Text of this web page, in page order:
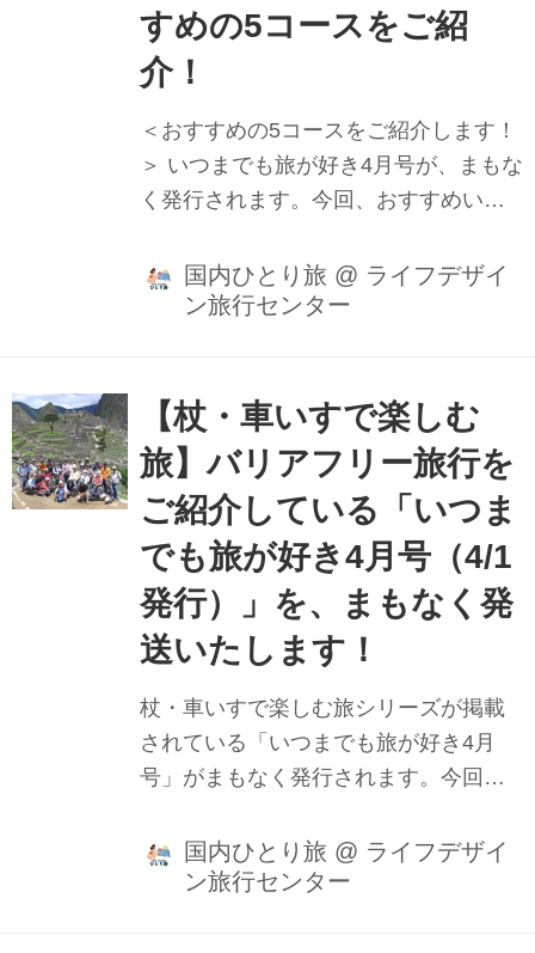
すめの5コースをご紹
介！
＜おすすめの5コースをご紹介します！
＞ いつまでも旅が好き4月号が、まもな
く発行されます。今回、おすすめいた
内旅行です。全コース（5本）ともに、
ユニバーサルデザイン旅行センターで
で、ご注目ください！ ＊以下のコース
のご予約は、お手元にパンフレットが
届きましたらツアー詳細内容をご確認
の上、宜しくお願いいたします。 ～ヘ
リコプター遊覧付き～ 6/19発 弊社Ｓラ
ンクホテル 城崎温泉「西村屋ホテル招
月庭」〝日本のマチュピチュ〟竹田城
を上から見下ろす夢の空旅2日間（リフ
国内ひとり旅 @ ライフデザイ
ン旅行センター
【杖・車いすで楽しむ
旅】バリアフリー旅行を
ご紹介している「いつま
でも旅が好き4月号（4/1
発行）」を、まもなく発
送いたします！
杖・車いすで楽しむ旅シリーズが掲載
されている「いつまでも旅が好き4月
号」がまもなく発行されます。今回の
介しており、バリアフリー国内旅行で
は、「日本の祭りシリーズ」が、商品
国内ひとり旅 @ ライフデザイ
ン旅行センター